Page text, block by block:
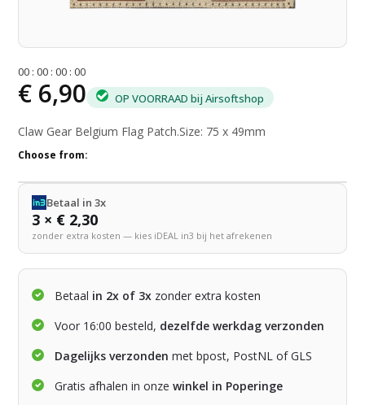
00 :00 :00 :00
€ 6,90 OP VOORRAAD bij Airsoftshop
Claw Gear Belgium Flag Patch.Size: 75 x 49mm
Choose from:
Betaal in 3x
3 × € 2,30
zonder extra kosten — kies iDEAL in3 bij het afrekenen
Betaal in 2x of 3x zonder extra kosten
Voor 16:00 besteld, dezelfde werkdag verzonden
Dagelijks verzonden met bpost, PostNL of GLS
Gratis afhalen in onzewinkel in Poperinge